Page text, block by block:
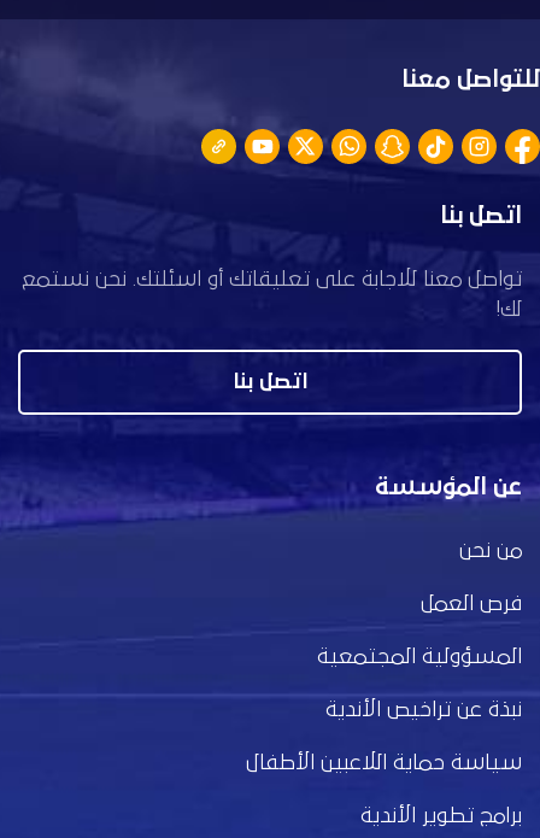
للتواصل معنا
اتصل بنا
تواصل معنا للاجابة على تعليقاتك أو اسئلتك. نحن نستمع
لك!
اتصل بنا
عن المؤسسة
من نحن
فرص العمل
المسؤولية المجتمعية
نبذة عن تراخيص الأندية
سياسة حماية اللاعبين الأطفال
برامج تطوير الأندية